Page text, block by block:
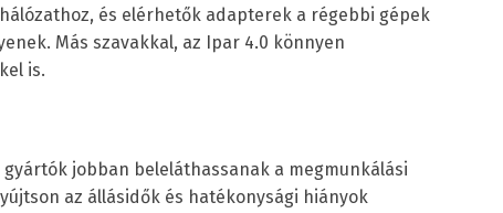
és elérhetők adapterek a régebbi gépek
Más szavakkal, az Ipar 4.0 könnyen
is.
jobban beleláthassanak a megmunkálási
az állásidők és hatékonysági hiányok